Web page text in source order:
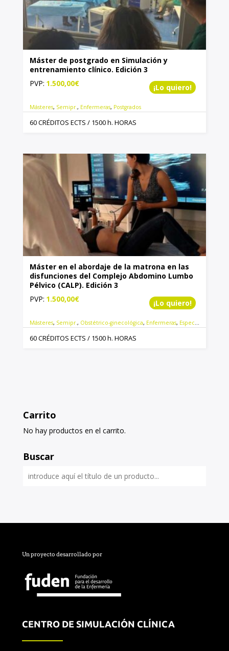
Máster de postgrado en Simulación y
entrenamiento clínico. Edición 3
PVP: 1.500,00€ ¡Lo quiero!
Másteres, Semipr., Enfermeras, Postgrados
60 CRÉDITOS ECTS / 1500 h. HORAS
Máster en el abordaje de la matrona en las
disfunciones del Complejo Abdomino Lumbo
Pélvico (CALP). Edición 3
PVP: 1.500,00€ ¡Lo quiero!
Másteres, Semipr., Obstétrico-ginecológica, Enfermeras, Especialistas
60 CRÉDITOS ECTS / 1500 h. HORAS
Carrito
No hay productos en el carrito.
Buscar
Un proyecto desarrollado por
CENTRO DE SIMULACIÓN CLÍNICA